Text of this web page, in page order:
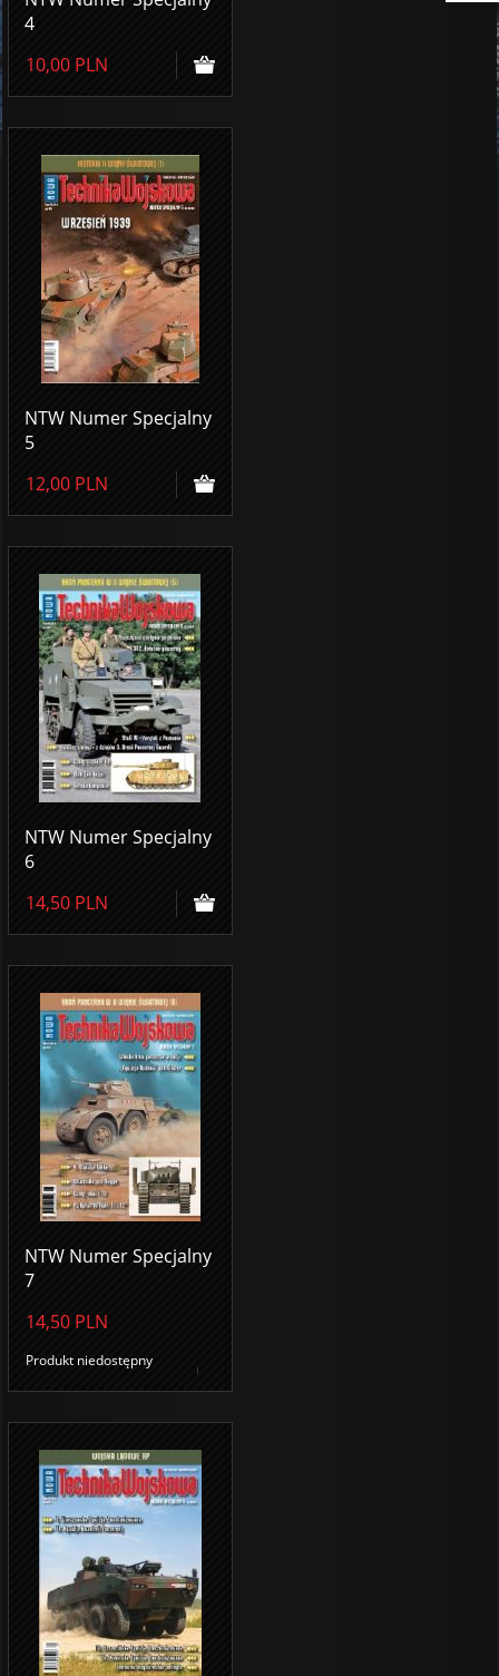
4
10,00 PLN
NTW Numer Specjalny
5
12,00 PLN
NTW Numer Specjalny
6
14,50 PLN
NTW Numer Specjalny
7
14,50 PLN
Produkt niedostępny